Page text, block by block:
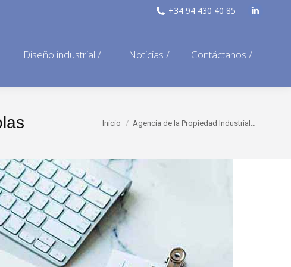
+34 94 430 40 85
Diseño industrial / Noticias / Contáctanos /
Estás aquí:
Inicio Agencia de la Propiedad Industrial…